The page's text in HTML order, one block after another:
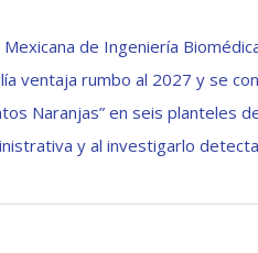
de Ingeniería
ventaja rumbo al 2027 y se
Naranjas” en seis planteles
y al investigarlo